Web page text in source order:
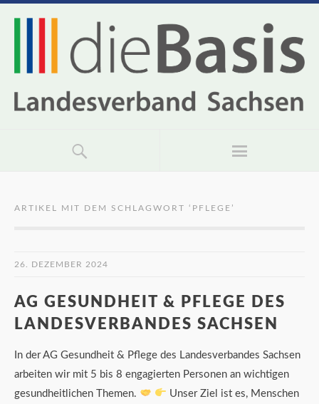
ARTIKEL MIT DEM SCHLAGWORT ‘ PFLEGE ’
26. DEZEMBER 2024
AG GESUNDHEIT & PFLEGE DES
LANDESVERBANDES SACHSEN
In der AG Gesundheit & Pflege des Landesverbandes Sachsen
arbeiten wir mit 5 bis 8 engagierten Personen an wichtigen
gesundheitlichen Themen.
Unser Ziel ist es, Menschen